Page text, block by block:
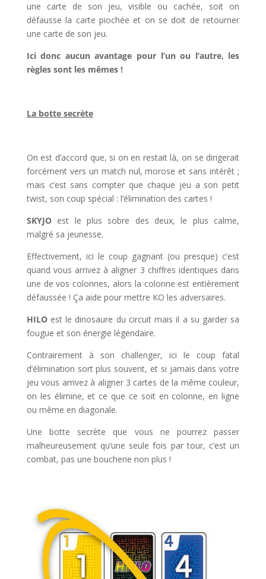
une carte de son jeu, visible ou cachée, soit on
défausse la carte piochée et on se doit de retourner
une carte de son jeu.
Ici donc aucun avantage pour l’un ou l’autre, les
règles sont les mêmes !
La botte secrète
On est d’accord que, si on en restait là, on se dirigerait
forcément vers un match nul, morose et sans intérêt ;
mais c’est sans compter que chaque jeu a son petit
twist, son coup spécial : l’élimination des cartes !
SKYJOest le plus sobre des deux, le plus calme,
malgré sa jeunesse.
Effectivement, ici le coup gagnant (ou presque) c’est
quand vous arrivez à aligner 3 chiffres identiques dans
une de vos colonnes, alors la colonne est entièrement
défaussée ! Ça aide pour mettre KO les adversaires.
HILOest le dinosaure du circuit mais il a su garder sa
fougue et son énergie légendaire.
Contrairement à son challenger, ici le coup fatal
d’élimination sort plus souvent, et si jamais dans votre
jeu vous arrivez à aligner 3 cartes de la même couleur,
on les élimine, et ce que ce soit en colonne, en ligne
ou même en diagonale.
Une botte secrète que vous ne pourrez passer
malheureusement qu’une seule fois par tour, c’est un
combat, pas une boucherie non plus !